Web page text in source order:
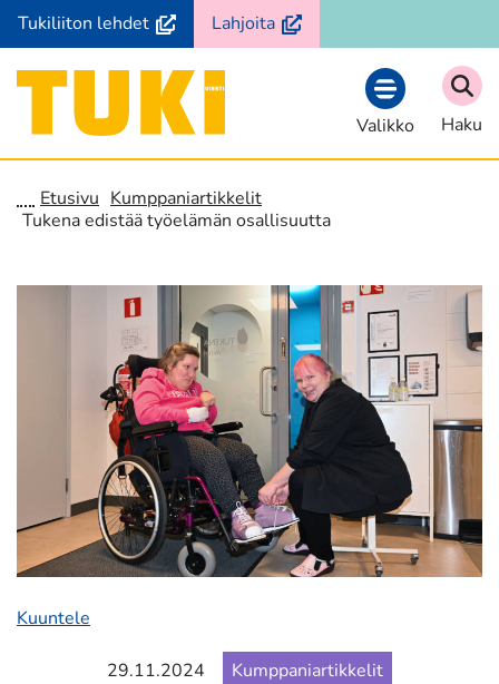
Siirry
sisältöön
Tukiliiton lehdet(avautuu
uuteen
ikkunaan,
siirryt
toiseen
Lahjoita(avautuu
uuteen
Etusivu
Valikko
Haku
Etusivu Kumppaniartikkelit
Tukena edistää työelämän osallisuutta
Kuuntele
29.11.2024 Kumppaniartikkelit